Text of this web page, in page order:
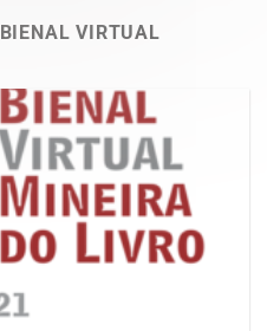
BIENAL VIRTUAL